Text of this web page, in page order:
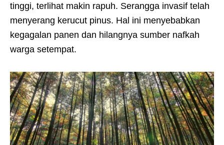
tinggi, terlihat makin rapuh. Serangga invasif telah
menyerang kerucut pinus. Hal ini menyebabkan
kegagalan panen dan hilangnya sumber nafkah
warga setempat.